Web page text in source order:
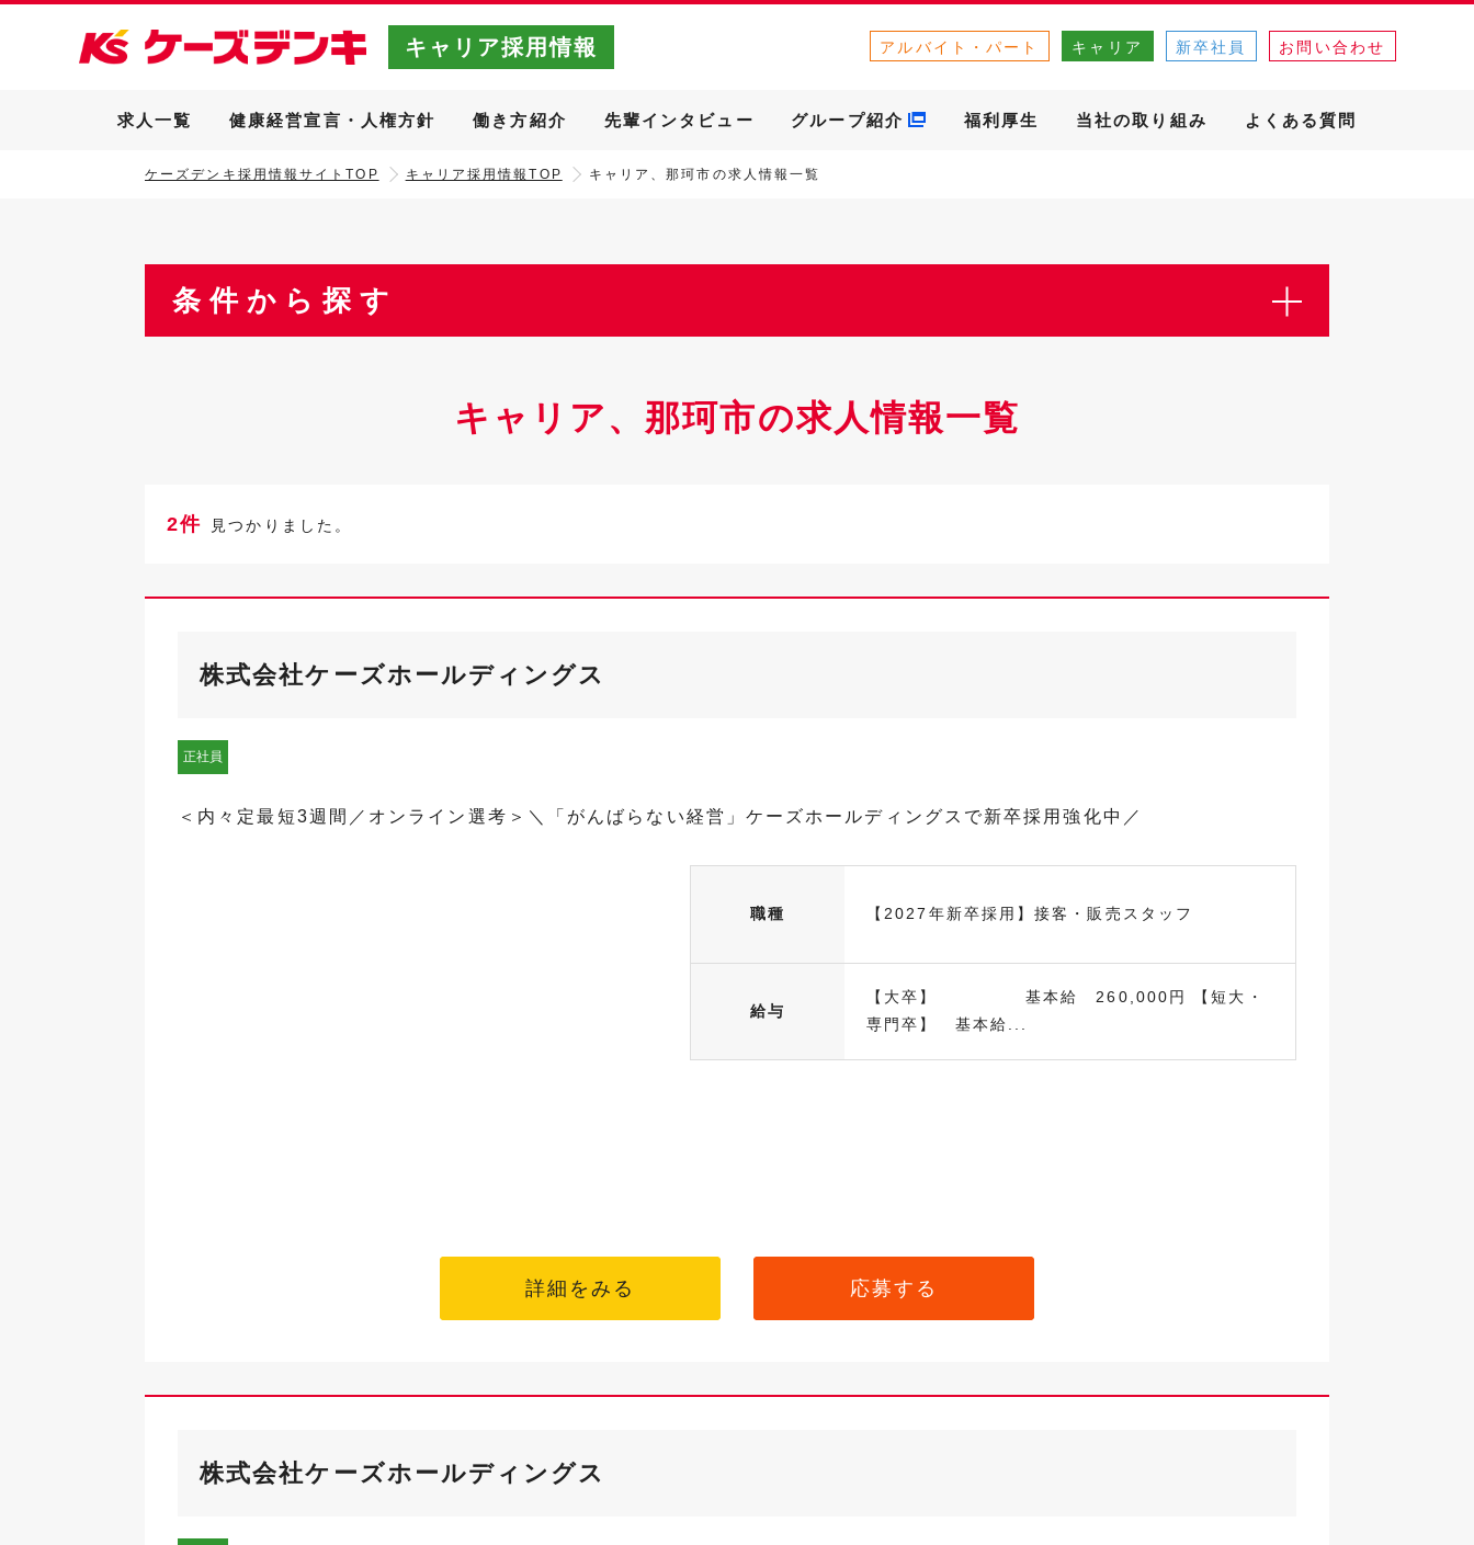
キャリア採用情報 アルバイト・パート キャリア 新卒社員 お問い合わせ
求人一覧 健康経営宣言・人権方針 働き方紹介 先輩インタビュー グループ紹介 福利厚生 当社の取り組み よくある質問
ケーズデンキ採用情報サイトTOP キャリア採用情報TOP キャリア、那珂市の求人情報一覧
条件から探す
キャリア、那珂市の求人情報一覧
2件 見つかりました。
株式会社ケーズホールディングス
正社員
＜内々定最短3週間／オンライン選考＞＼「がんばらない経営」ケーズホールディングスで新卒採用強化中／
職種 【2027年新卒採用】接客・販売スタッフ
給与
【大卒】 基本給 260,000円 【短大・
専門卒】 基本給...
詳細をみる 応募する
株式会社ケーズホールディングス